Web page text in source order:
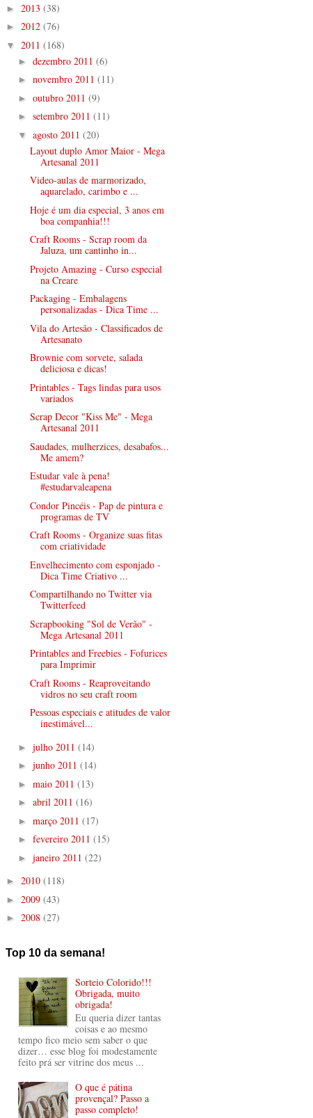
► 2013 (38)
► 2012 (76)
▼ 2011 (168)
► dezembro 2011 (6)
► novembro 2011 (11)
► outubro 2011 (9)
► setembro 2011 (11)
▼ agosto 2011 (20)
Layout duplo Amor Maior - Mega
Artesanal 2011
Video-aulas de marmorizado,
aquarelado, carimbo e ...
Hoje é um dia especial, 3 anos em
boa companhia!!!
Craft Rooms - Scrap room da
Jaluza, um cantinho in...
Projeto Amazing - Curso especial
na Creare
Packaging - Embalagens
personalizadas - Dica Time ...
Vila do Artesão - Classificados de
Artesanato
Brownie com sorvete, salada
deliciosa e dicas!
Printables - Tags lindas para usos
variados
Scrap Decor "Kiss Me" - Mega
Artesanal 2011
Saudades, mulherzices, desabafos...
Me amem?
Estudar vale à pena!
#estudarvaleapena
Condor Pincéis - Pap de pintura e
programas de TV
Craft Rooms - Organize suas fitas
com criatividade
Envelhecimento com esponjado -
Dica Time Criativo ...
Compartilhando no Twitter via
Twitterfeed
Scrapbooking "Sol de Verão" -
Mega Artesanal 2011
Printables and Freebies - Fofurices
para Imprimir
Craft Rooms - Reaproveitando
vidros no seu craft room
Pessoas especiais e atitudes de valor
inestimável...
► julho 2011 (14)
► junho 2011 (14)
► maio 2011 (13)
► abril 2011 (16)
► março 2011 (17)
► fevereiro 2011 (15)
► janeiro 2011 (22)
► 2010 (118)
► 2009 (43)
► 2008 (27)
Top 10 da semana!
Sorteio Colorido!!!
Obrigada, muito
obrigada!
Eu queria dizer tantas
coisas e ao mesmo
tempo fico meio sem saber o que
dizer… esse blog foi modestamente
feito prá ser vitrine dos meus ...
O que é pátina
provençal? Passo a
passo completo!